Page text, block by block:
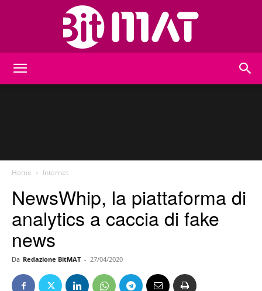
Home Internet
NewsWhip, la piattaforma di
analytics a caccia di fake
news
Da Redazione BitMAT - 27/04/2020